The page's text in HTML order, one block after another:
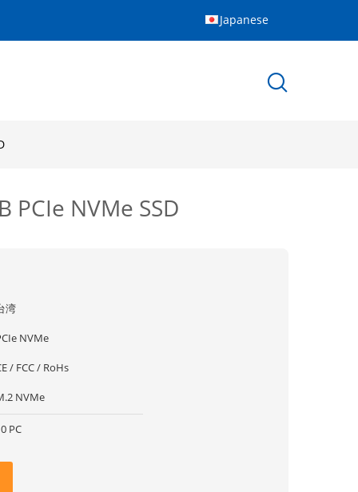
Japanese
PCIe NVMe SSD
湾
NVMe
/ FCC / RoHs
NVMe
PC